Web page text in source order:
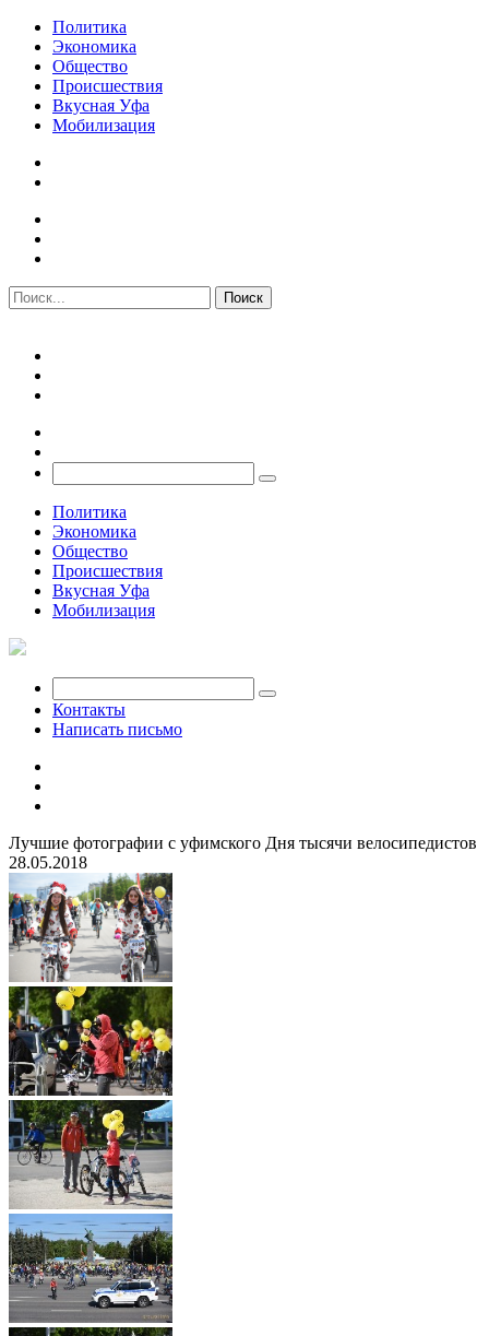
Политика
Экономика
Общество
Происшествия
Вкусная Уфа
Мобилизация
Политика
Экономика
Общество
Происшествия
Вкусная Уфа
Мобилизация
Контакты
Написать письмо
Лучшие фотографии с уфимского Дня тысячи велосипедистов
28.05.2018